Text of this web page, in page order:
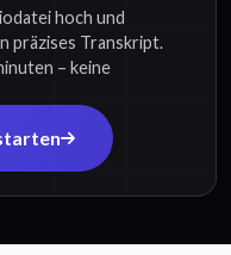
hoch und
präzises Transkript.
– keine